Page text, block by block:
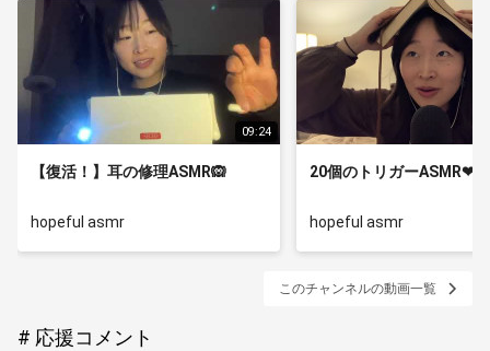
09:24
【復活！】耳の修理ASMR🙉
hopeful asmr
20個のトリガーASMR❤︎
hopeful asmr
このチャンネルの動画一覧
応援コメント